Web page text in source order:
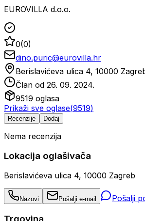
EUROVILLA d.o.o.
0(0)
dino.puric@eurovilla.hr
Berislavićeva ulica 4, 10000
Član od 26. 09. 2024.
9519 oglasa
Prikaži sve oglase(9519)
Recenzije Dodaj
Nema recenzija
Lokacija oglašivača
Berislavićeva ulica 4, 10000 Zagreb
Nazovi Pošalji e-mail Pošalji
Trgovina